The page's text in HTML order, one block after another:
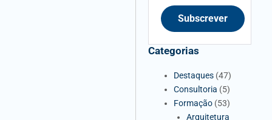
Subscrever
Categorias
Destaques (47)
Consultoria (5)
Formação (53)
Arquitetura